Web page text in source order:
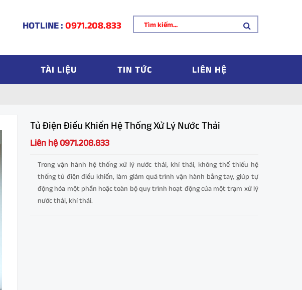
HOTLINE : 0971.208.833
TÀI LIỆU TIN TỨC LIÊN HỆ
Tủ Điện Điều Khiển Hệ Thống Xử Lý Nước Thải
Liên hệ 0971.208.833
Trong vận hành hệ thống xử lý nước thải, khí thải, không thể thiếu hệ
thống tủ điện điều khiển, làm giảm quá trình vận hành bằng tay, giúp tự
động hóa một phần hoặc toàn bộ quy trình hoạt động của một trạm xử lý
nước thải, khí thải.